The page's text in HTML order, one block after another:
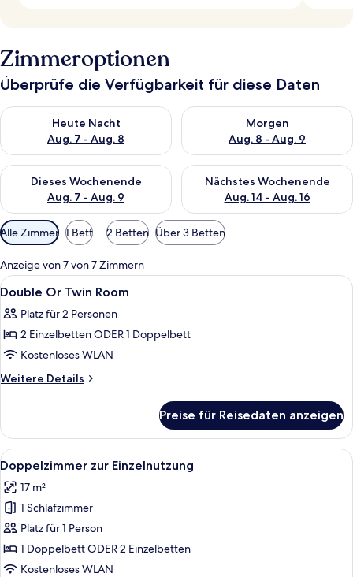
Zimmeroptionen
Überprüfe die Verfügbarkeit für diese Daten
Heute Nacht
Aug. 7 - Aug. 8
Überprüfe die Verfügbarkeit für heute Nacht, Aug. 7 - Aug. 8.
Morgen
Aug. 8 - Aug. 9
Überprüfe die Verfügbarkeit
Dieses Wochenende
Aug. 7 - Aug. 9
Überprüfe die Verfügbarkeit für dieses Wochenende, Aug. 7
Nächstes Wochenende
Aug. 14 - Aug. 16
Überprüfe die Verfügbarkeit
Verfügbare
Filter
für
Zimmer
Alle Zimmer 1 Bett 2 Betten Über 3 Betten
Anzeige von 7 von 7 Zimmern
Alle
Fotos
für
Double
Or
Twin
Minibar, Zimmersafe, Schreibtisch,
26
Double Or Twin Room
Platz für 2 Personen
2 Einzelbetten ODER 1 Doppelbett
Kostenloses WLAN
Weitere Details
Weitere
Or
Twin
Room
Preise für Reisedaten anzeigen
Alle
Fotos
für
Doppelzimmer
zur
Einzelnutzung
anzeigen
Ein Hotelzimmer mit zwei Betten,
5
Doppelzimmer zur Einzelnutzung
17 m²
1 Schlafzimmer
Platz für 1 Person
1 Doppelbett ODER 2 Einzelbetten
Kostenloses WLAN